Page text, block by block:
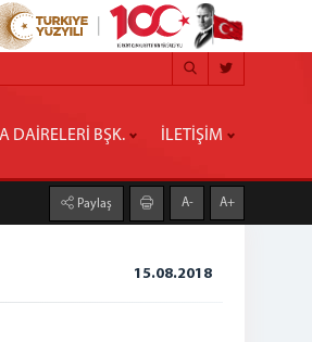
DAİRELERİ BŞK. İLETİŞİM
Paylaş A- A+
15.08.2018